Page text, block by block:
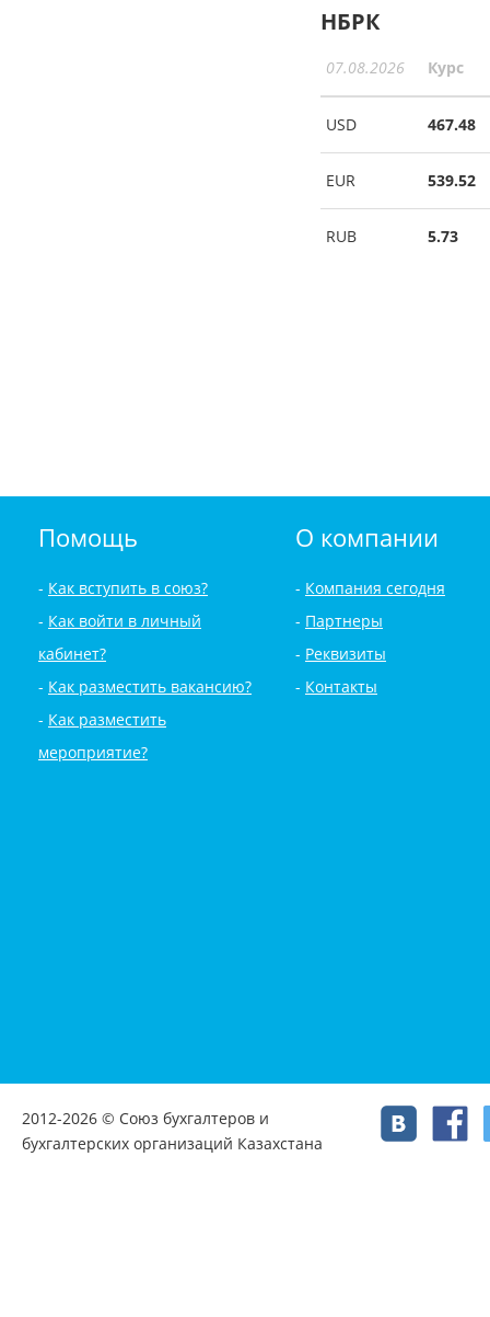
НБРК
07.08.2026 Курс
USD 467.48
EUR 539.52
RUB 5.73
Помощь
Как вступить в союз?
Как войти в личный
кабинет?
Как разместить вакансию?
Как разместить
мероприятие?
О компании
Компания сегодня
Партнеры
Реквизиты
Контакты
2012-2026 © Союз бухгалтеров и
бухгалтерских организаций Казахстана